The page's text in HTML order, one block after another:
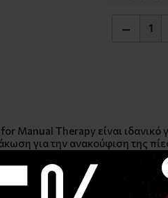
−
Therapy είναι ιδανικό
για την ανακούφιση της